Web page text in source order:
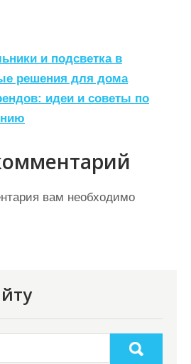
и подсветка в
решения для дома
идеи и советы по
вам необходимо